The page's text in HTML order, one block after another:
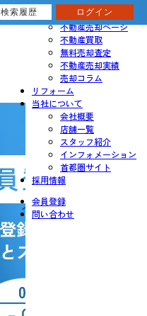
売りたい
不動産売却ページ
不動産買取
無料売却査定
不動産売却実績
売却コラム
リフォーム
当社について
会社概要
店舗一覧
スタッフ紹介
インフォメーション
首都圏サイト
採用情報
会員登録
問い合わせ
検索履歴 ログイン